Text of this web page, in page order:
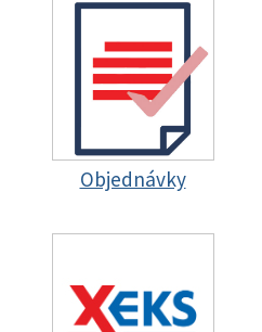
Objednávky